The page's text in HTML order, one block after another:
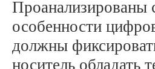
Проанализированы
особенности
должны
носитель обладать